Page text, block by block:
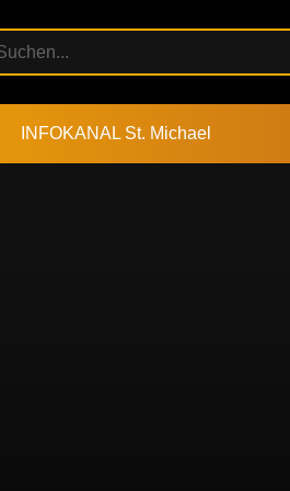
INFOKANAL St. Michael